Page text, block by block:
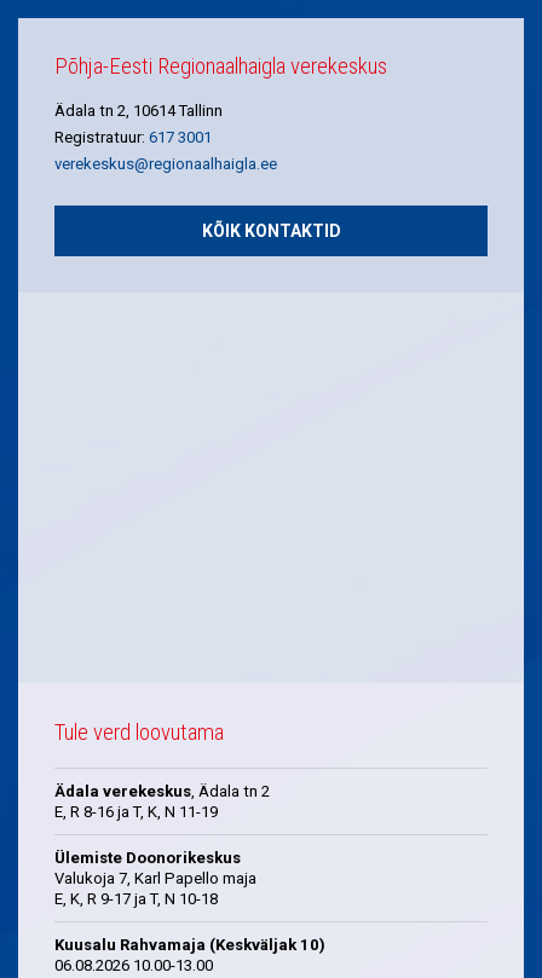
Põhja-Eesti Regionaalhaigla verekeskus
Ädala tn 2, 10614 Tallinn
Registratuur: 617 3001
verekeskus@regionaalhaigla.ee
KÕIK KONTAKTID
Tule verd loovutama
Ädala verekeskus, Ädala tn 2
E, R 8-16 ja T, K, N 11-19
Ülemiste Doonorikeskus
Valukoja 7, Karl Papello maja
E, K, R 9-17 ja T, N 10-18
Kuusalu Rahvamaja (Keskväljak 10)
06.08.2026 10.00-13.00